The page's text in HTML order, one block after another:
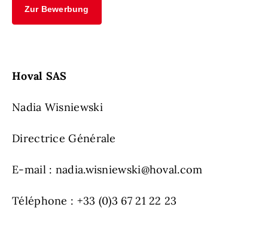
Zur Bewerbung
Hoval SAS
Nadia Wisniewski
Directrice Générale
E-mail : nadia.wisniewski@hoval.com
Téléphone : +33 (0)3 67 21 22 23